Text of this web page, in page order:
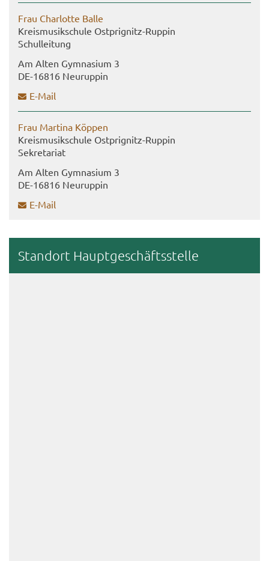
Frau Char­lot­te Balle
Kreis­mu­sik­schu­le Ostprignitz-​Ruppin
Schul­lei­tung
Am Alten Gym­na­si­um 3
DE-​16816 Neu­rup­pin
E-​Mail
Frau Mar­ti­na Köp­pen
Kreis­mu­sik­schu­le Ostprignitz-​Ruppin
Se­kre­ta­ri­at
Am Alten Gym­na­si­um 3
DE-​16816 Neu­rup­pin
E-​Mail
Stand­ort Haupt­ge­schäfts­stel­le